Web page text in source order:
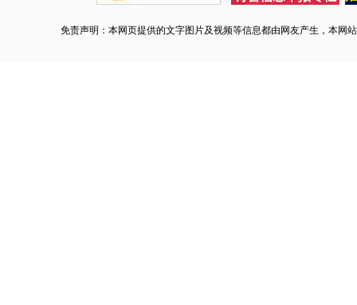
免责声明：本网页提供的文字图片及视频等信息都由网友产生，本网